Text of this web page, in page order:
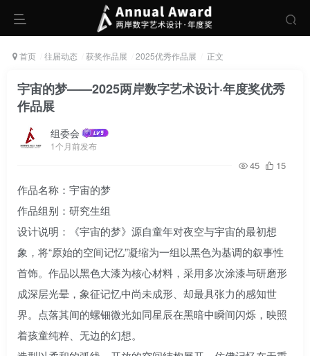
首页 往届动态 获奖作品展 2025优秀作品展 正文
宇宙的梦——2025两岸数字艺术设计·年度奖优秀
作品展
组委会
1个月前发布
45 15
作品名称：宇宙的梦
作品组别：研究生组
设计说明：《宇宙的梦》源自童年对夜空与宇宙的最初想
象，将“原始的空间记忆”凝缩为一组以黑色为基调的叙事性
首饰。作品以黑色大漆为核心材料，采用多次涂漆与研磨形
成深层光晕，象征记忆中尚未成形、却最具张力的感知世
界。点落其间的螺钿微光如同星辰在黑暗中瞬间闪烁，映照
着孩童纯粹、无边的幻想。